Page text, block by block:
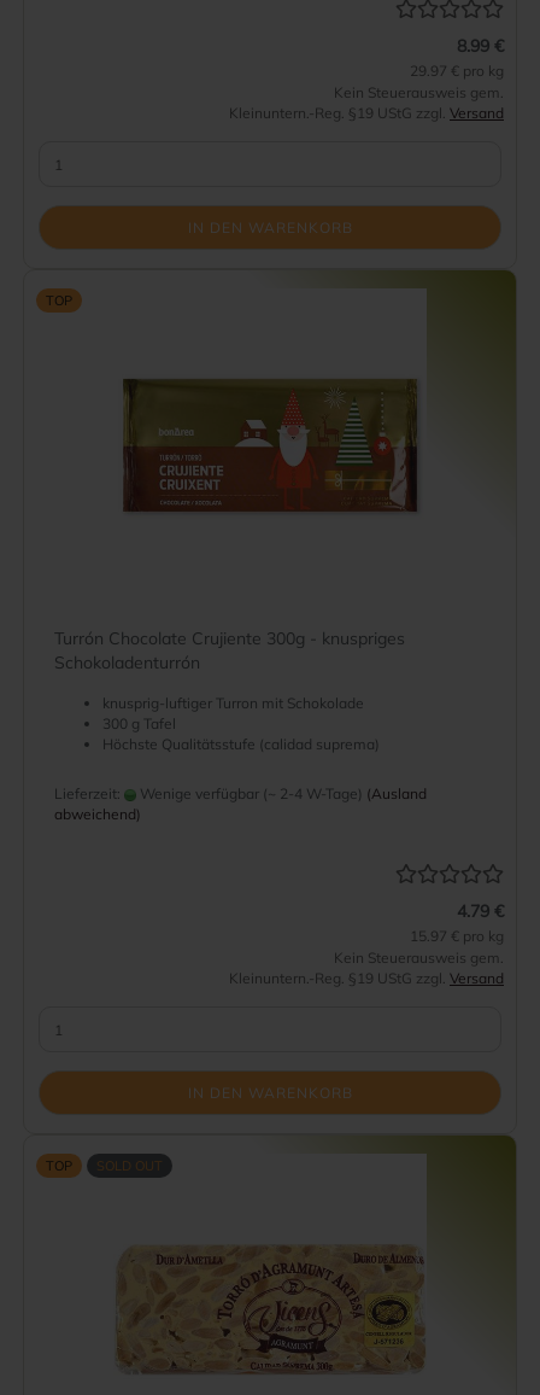
8.99 €
29.97 € pro kg
Kein Steuerausweis gem.
Kleinuntern.-Reg. §19 UStG zzgl. Versand
IN DEN WARENKORB
TOP
Turrón Chocolate Crujiente 300g - knuspriges
Schokoladenturrón
knusprig-luftiger Turron mit Schokolade
300 g Tafel
Höchste Qualitätsstufe (calidad suprema)
Lieferzeit: Wenige verfügbar (~ 2-4 W-Tage) (Ausland
abweichend)
4.79 €
15.97 € pro kg
Kein Steuerausweis gem.
Kleinuntern.-Reg. §19 UStG zzgl. Versand
IN DEN WARENKORB
TOP SOLD OUT